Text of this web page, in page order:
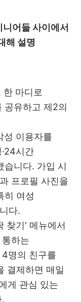
니어들 사이에서
해 설명
마디로
공유하고 제2의
성 이용자를
시간
습니다. 가입 시
프로필 사진을
히 여성
다.
찾기' 메뉴에서
하는
명의 친구를
결제하면 매일
게 관심 있는